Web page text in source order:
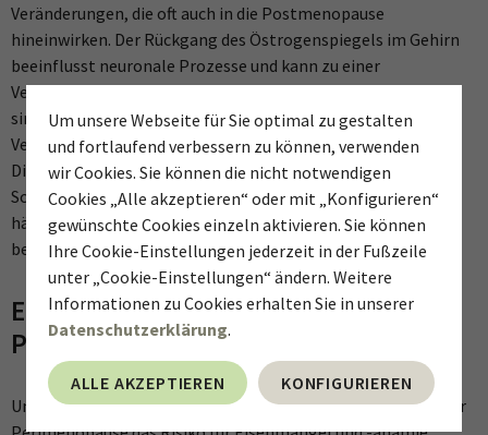
Um unsere Webseite für Sie optimal zu gestalten
und fortlaufend verbessern zu können, verwenden
wir Cookies. Sie können die nicht notwendigen
Cookies „Alle akzeptieren“ oder mit „Konfigurieren“
gewünschte Cookies einzeln aktivieren. Sie können
Ihre Cookie-Einstellungen jederzeit in der Fußzeile
unter „Cookie-Einstellungen“ ändern. Weitere
Informationen zu Cookies erhalten Sie in unserer
Datenschutzerklärung.
ALLE AKZEPTIEREN KONFIGURIEREN
Veränderungen, die oft auch in die Postmenopause
hineinwirken. Der Rückgang des Östrogenspiegels im Gehirn
beeinflusst neuronale Prozesse und kann zu einer
Verschlechterung der Kognition führen. Besonders betroffen
sind das Arbeitsgedächtnis, die Aufmerksamkeit, die
Verarbeitungsgeschwindigkeit und das verbale Gedächtnis.
Diese Veränderungen werden durch hormonelle
Schwankungen, Schlafstörungen, Stress und Schmerzen
häufig noch verstärkt. Das kann die Lebensqualität der
betroffenen Frauen erheblich beeinträchtigen.
Eisenmangel während der Peri- und
Postmenopause
Ungewöhnlich starke Menstruationsblutungen können in der